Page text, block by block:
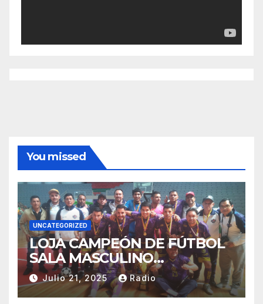
You missed
UNCATEGORIZED
LOJA CAMPEÓN DE FÚTBOL
SALA MASCULINO
TUNGURAHUA 2025.
Julio 21, 2025 Radio